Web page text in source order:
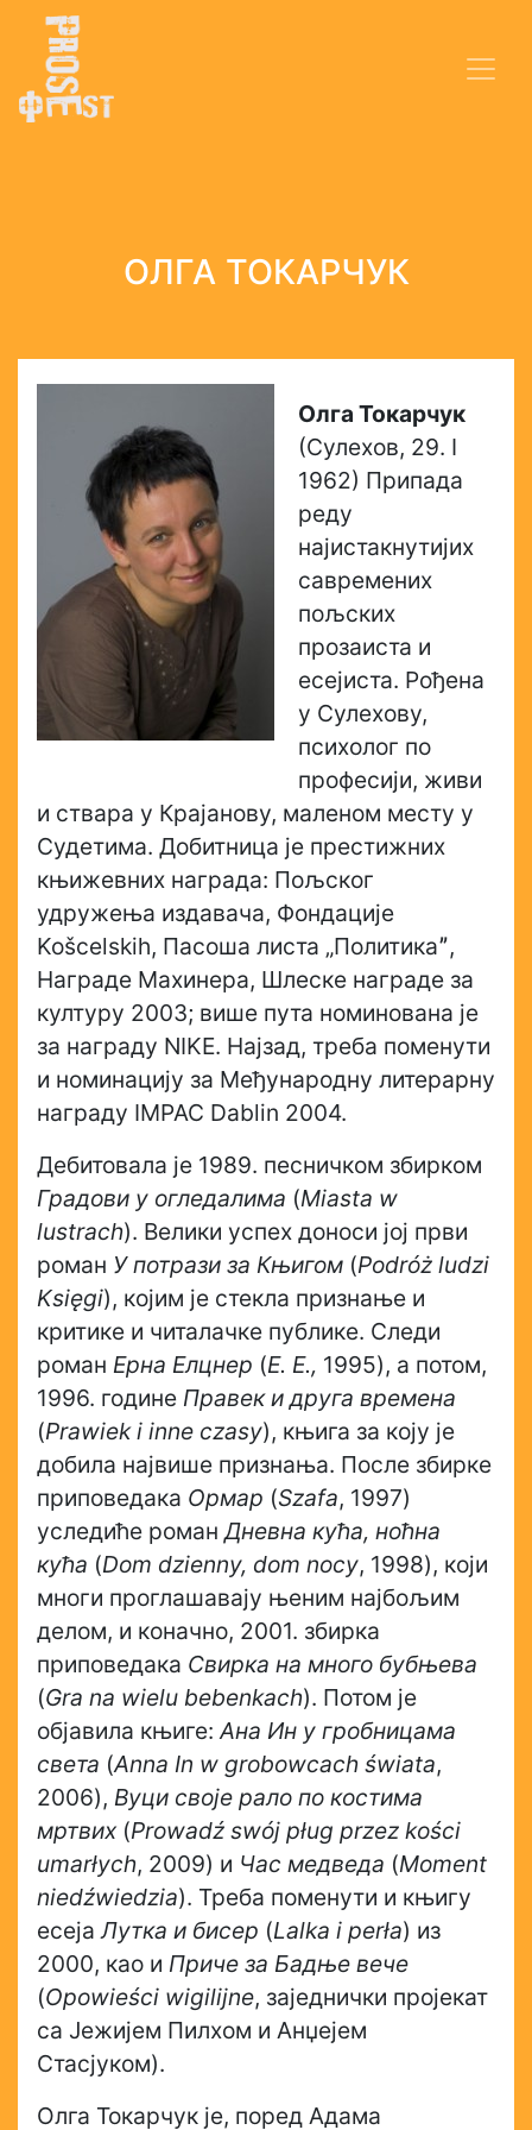
ОЛГА ТОКАРЧУК
Олга Токарчук
(Сулехов, 29. I
1962) Припада
реду
најистакнутијих
савремених
пољских
прозаиста и
есејиста. Рођена
у Сулехову,
психолог по
професији, живи
и ствара у Крајанову, маленом месту у
Судетима. Добитница је престижних
књижевних награда: Пољског
удружења издавача, Фондације
Košcelskih, Пасоша листа „Политикаˮ,
Награде Махинера, Шлеске награде за
културу 2003; више пута номинована је
за награду NIKE. Најзад, треба поменути
и номинацију за Међународну литерарну
награду IMPAC Dablin 2004.
Дебитовала је 1989. песничком збирком
Градови у огледалима (Miasta w
lustrach). Велики успех доноси јој први
роман У потрази за Књигом (Podróż ludzi
Księgi), којим је стекла признање и
критике и читалачке публике. Следи
роман Ерна Елцнер (E. E., 1995), а потом,
1996. године Правек и друга времена
(Prawiek i inne czasy), књига за коју је
добила највише признања. После збирке
приповедака Ормар (Szafa, 1997)
уследиће романДневна кућа, ноћна
кућа (Dom dzienny, dom nocy, 1998), који
многи проглашавају њеним најбољим
делом, и коначно, 2001. збирка
приповедака Свирка на много бубњева
(Gra na wielu bebenkach). Потом је
објавила књиге:Ана Ин у гробницама
света (Anna In w grobowcach świata,
2006), Вуци своје рало по костима
мртвих(Prowadź swój pług przez kości
umarłych, 2009) и Час медведа (Moment
niedźwiedzia). Треба поменути и књигу
есејаЛутка и бисер (Lalka i perła) из
2000, као и Приче за Бадње вече
(Opowieści wigilijne, заједнички пројекат
са Јежијем Пилхом и Анџејем
Стасјуком).
Олга Токарчук је, поред Адама